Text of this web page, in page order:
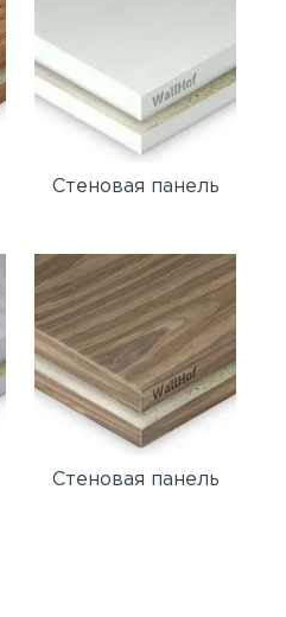
Стеновая панель
Стеновая панель